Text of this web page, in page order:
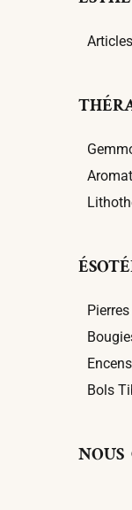
Articles
Pierres
Encens
Bols
NOUS